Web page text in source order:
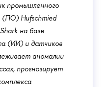
промышленного
(ПО) Hufschmied
на базе
(ИИ) и датчиков
аномалии
прогнозирует